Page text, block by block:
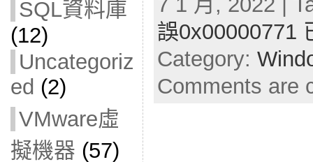
SQL資料庫
(12)
Uncategoriz
ed (2)
VMware虛
擬機器 (57)
誤0x00000771
Category:
Comments are